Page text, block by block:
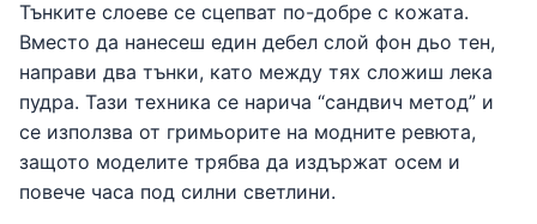
Тънките слоеве се сцепват по-добре с кожата.
Вместо да нанесеш един дебел слой фон дьо тен,
направи два тънки, като между тях сложиш лека
пудра. Тази техника се нарича “сандвич метод” и
се използва от гримьорите на модните ревюта,
защото моделите трябва да издържат осем и
повече часа под силни светлини.